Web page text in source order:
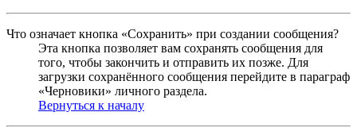
Что означает кнопка «Сохранить» при создании сообщения?
Эта кнопка позволяет вам сохранять сообщения для
того, чтобы закончить и отправить их позже. Для
загрузки сохранённого сообщения перейдите в параграф
«Черновики» личного раздела.
Вернуться к началу